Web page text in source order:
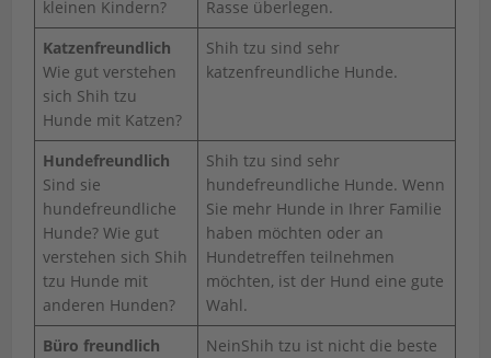
kleinen Kindern?
Rasse überlegen.
Katzenfreundlich
Wie gut verstehen
sich Shih tzu
Hunde mit Katzen?
Shih tzu sind sehr
katzenfreundliche Hunde.
Hundefreundlich
Sind sie
hundefreundliche
Hunde? Wie gut
verstehen sich Shih
tzu Hunde mit
anderen Hunden?
Shih tzu sind sehr
hundefreundliche Hunde. Wenn
Sie mehr Hunde in Ihrer Familie
haben möchten oder an
Hundetreffen teilnehmen
möchten, ist der Hund eine gute
Wahl.
Büro freundlich
NeinShih tzu ist nicht die beste